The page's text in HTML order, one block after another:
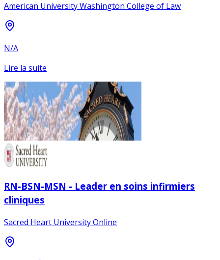
American University Washington College of Law
N/A
Lire la suite
RN-BSN-MSN - Leader en soins infirmiers
cliniques
Sacred Heart University Online